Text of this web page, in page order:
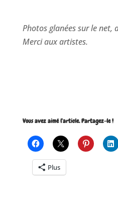
Photos glanées sur le net,
Merci aux artistes.
Vous avez aimé l'article. Partagez-le !
Plus